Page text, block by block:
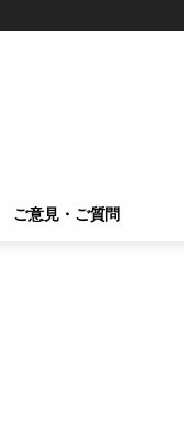
ご意見・ご質問